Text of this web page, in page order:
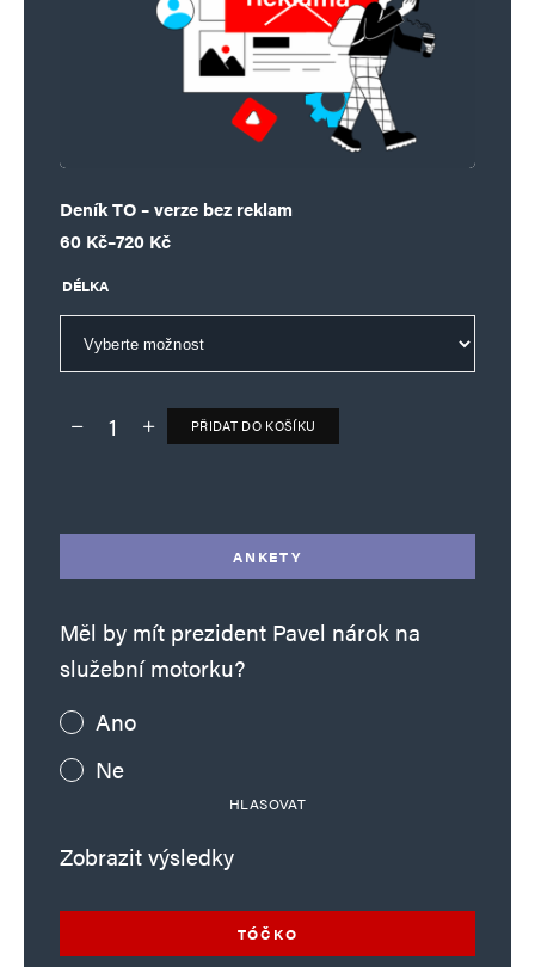
Deník TO – verze bez reklam
60 Kč–720 Kč
Rozpětí cen: 60 Kč až 720 Kč
DÉLKA
Deník TO – verze bez reklam množství
PŘIDAT DO KOŠÍKU
ANKETY
Měl by mít prezident Pavel nárok na
služební motorku?
Ano
Ne
HLASOVAT
Zobrazit výsledky
TÓČKO